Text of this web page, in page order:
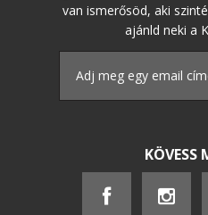
van ismerősöd, aki
ajánld neki a
KÖVESS